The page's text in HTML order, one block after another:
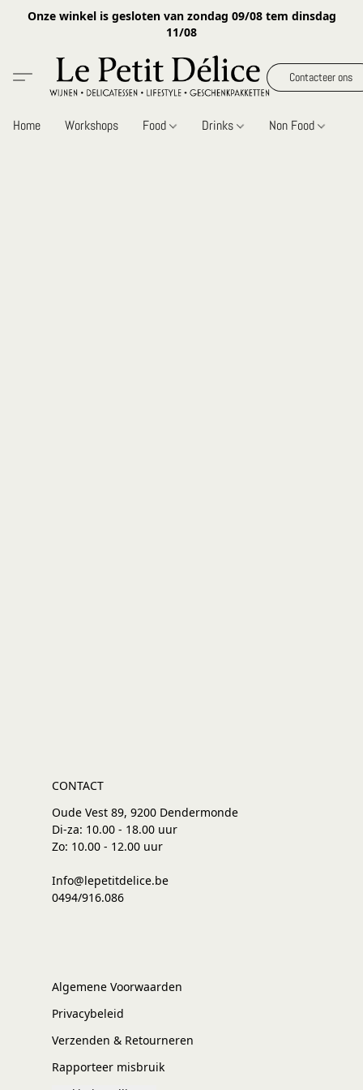
Onze winkel is gesloten van zondag 09/08 tem dinsdag
11/08
Contacteer ons
Home Workshops Food Drinks Non Food
CONTACT
Oude Vest 89, 9200 Dendermonde
Di-za: 10.00 - 18.00 uur
Zo: 10.00 - 12.00 uur
Info@lepetitdelice.be
0494/916.086
Algemene Voorwaarden
Privacybeleid
Verzenden & Retourneren
Rapporteer misbruik